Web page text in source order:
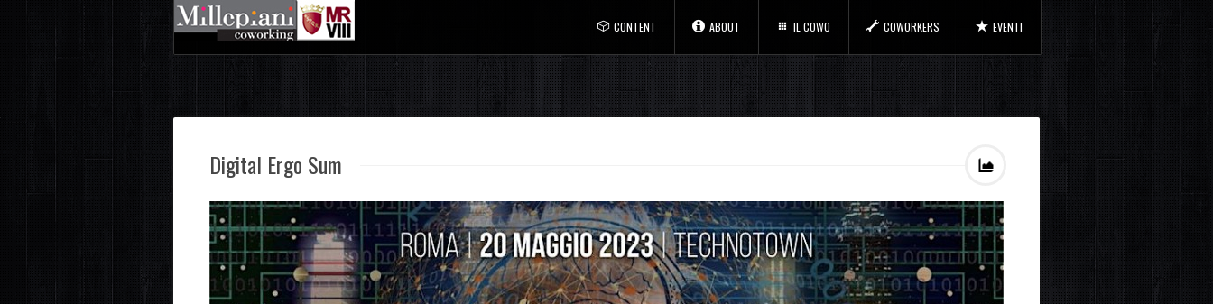
CONTENT ABOUT IL COWO COWORKERS EVENTI
Digital Ergo Sum